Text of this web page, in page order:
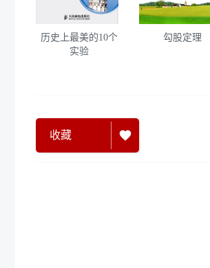
历史上最美的10个
实验
勾股定理
收藏